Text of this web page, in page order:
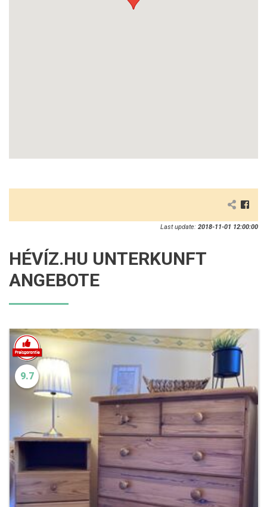
Last update: 2018-11-01 12:00:00
HÉVÍZ.HU UNTERKUNFT
ANGEBOTE
9.7